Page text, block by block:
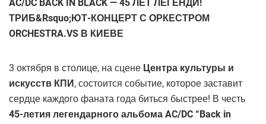
AC/DC BACK IN BLACK — 45 ЛЕТ ЛЕГЕНДИ!
ТРИБ&Rsquo;ЮТ-КОНЦЕРТ С ОРКЕСТРОМ
ORCHESTRA.VS В КИЕВЕ
3 октября в столице, на сцене Центра культуры и
искусств КПИ, состоится событие, которое заставит
сердце каждого фаната года биться быстрее! В честь
45-летия легендарного альбома AC/DC “Back in